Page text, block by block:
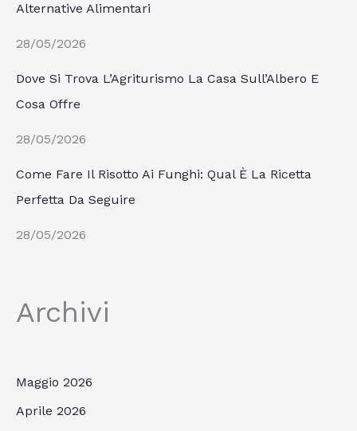
Alternative Alimentari
28/05/2026
Dove Si Trova L’Agriturismo La Casa Sull’Albero E
Cosa Offre
28/05/2026
Come Fare Il Risotto Ai Funghi: Qual È La Ricetta
Perfetta Da Seguire
28/05/2026
Archivi
Maggio 2026
Aprile 2026